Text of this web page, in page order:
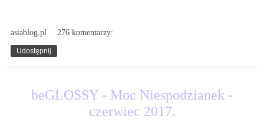
asiablog.pl 276 komentarzy:
Udostępnij
beGLOSSY - Moc Niespodzianek -
czerwiec 2017.